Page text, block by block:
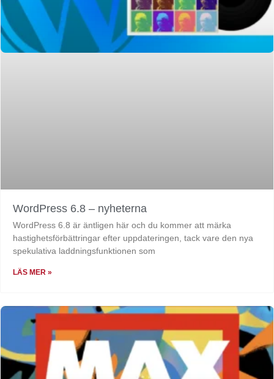
WordPress 6.8 – nyheterna
WordPress 6.8 är äntligen här och du kommer att märka
hastighetsförbättringar efter uppdateringen, tack vare den nya
spekulativa laddningsfunktionen som
LÄS MER »